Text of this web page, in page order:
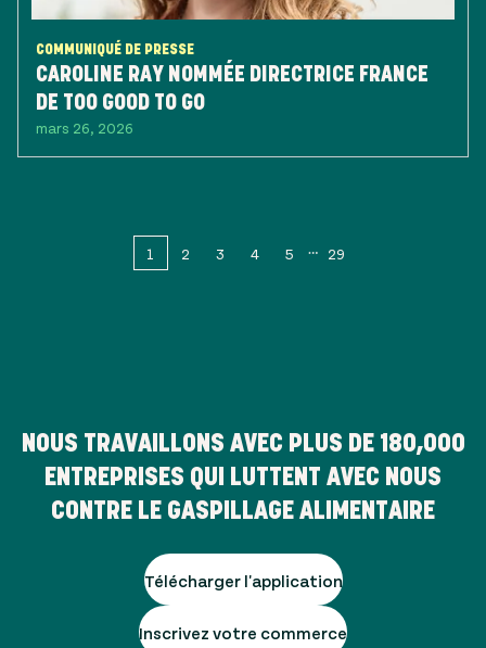
COMMUNIQUÉ DE PRESSE
CAROLINE RAY NOMMÉE DIRECTRICE FRANCE
DE TOO GOOD TO GO
mars 26, 2026
1 2 3 4 5 29
NOUS TRAVAILLONS AVEC PLUS DE 180,000
ENTREPRISES QUI LUTTENT AVEC NOUS
CONTRE LE GASPILLAGE ALIMENTAIRE
Télécharger l'application
Inscrivez votre commerce